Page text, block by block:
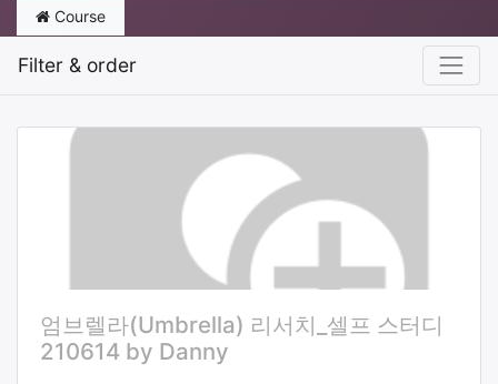
Course
Filter & order
엄브렐라(Umbrella) 리서치_셀프 스터디
210614 by Danny